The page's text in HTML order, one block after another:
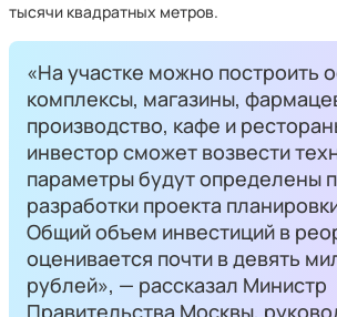
тысячи квадратных метров.
«На участке можно построить
комплексы, магазины,
производство, кафе и
инвестор сможет возвести
параметры будут определены
разработки проекта
Общий объем инвестиций в
оценивается почти в девять
рублей», — рассказал Министр
Правительства Москвы,